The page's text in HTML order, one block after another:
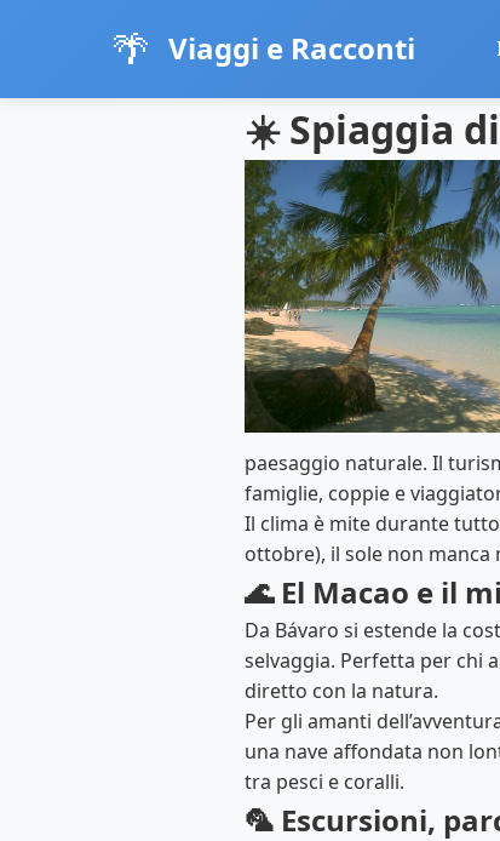
🌴 Viaggi e Racconti
☀️ Spiaggia
paesaggio naturale. Il
famiglie, coppie e
Il clima è mite durante
ottobre), il sole non manca
🌊 El Macao e il
Da Bávaro si estende la
selvaggia. Perfetta per chi
diretto con la natura.
Per gli amanti
una nave affondata non
tra pesci e coralli.
🦜 Escursioni,